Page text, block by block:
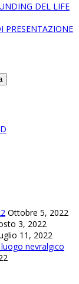
DEL LIFE
PRESENTAZIONE
Ottobre 5, 2022
3, 2022
11, 2022
nevralgico